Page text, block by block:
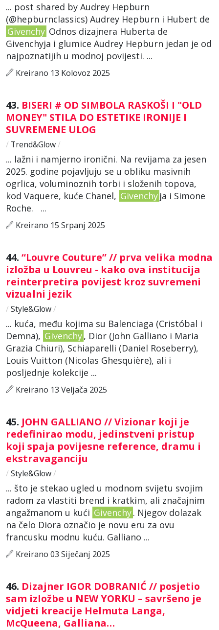
... post shared by Audrey Hepburn
(@hepburnclassics) Audrey Hepburn i Hubert de
Givenchy Odnos dizajnera Huberta de
Givenchyja i glumice Audrey Hepburn jedan je od
najpoznatijih u modnoj povijesti. ...
Kreirano 13 Kolovoz 2025
43. BISERI # OD SIMBOLA RASKOŠI I "OLD
MONEY" STILA DO ESTETIKE IRONIJE I
SUVREMENE ULOG
/ Trend&Glow/
... lažni i namjerno ironični. Na revijama za jesen
2025. godine pojavljuju se u obliku masivnih
ogrlica, voluminoznih torbi i složenih topova,
kod Vaquere, kuće Chanel, Givenchy ja i Simone
Roche. ...
Kreirano 15 Srpanj 2025
44. “Louvre Couture” // prva velika modna
izložba u Louvreu - kako ova institucija
reinterpretira povijest kroz suvremeni
vizualni jezik
/ Style&Glow/
... kuća, među kojima su Balenciaga (Cristóbal i
Demna), Givenchy, Dior (John Galliano i Maria
Grazia Chiuri), Schiaparelli (Daniel Roseberry),
Louis Vuitton (Nicolas Ghesquière), ali i
posljednje kolekcije ...
Kreirano 13 Veljača 2025
45. JOHN GALLIANO // Vizionar koji je
redefinirao modu, jedinstveni pristup
koji spaja povijesne reference, dramu i
ekstravaganciju
/ Style&Glow/
... što je stekao ugled u modnom svijetu svojim
radom za vlastiti brend i kratkim, ali značajnim
angažmanom u kući Givenchy. Njegov dolazak
na čelo Diora označio je novu eru za ovu
francusku modnu kuću. Galliano ...
Kreirano 03 Siječanj 2025
46. Dizajner IGOR DOBRANIĆ // posjetio
sam izložbe u NEW YORKU – savršeno je
vidjeti kreacije Helmuta Langa,
McQueena, Galliana…